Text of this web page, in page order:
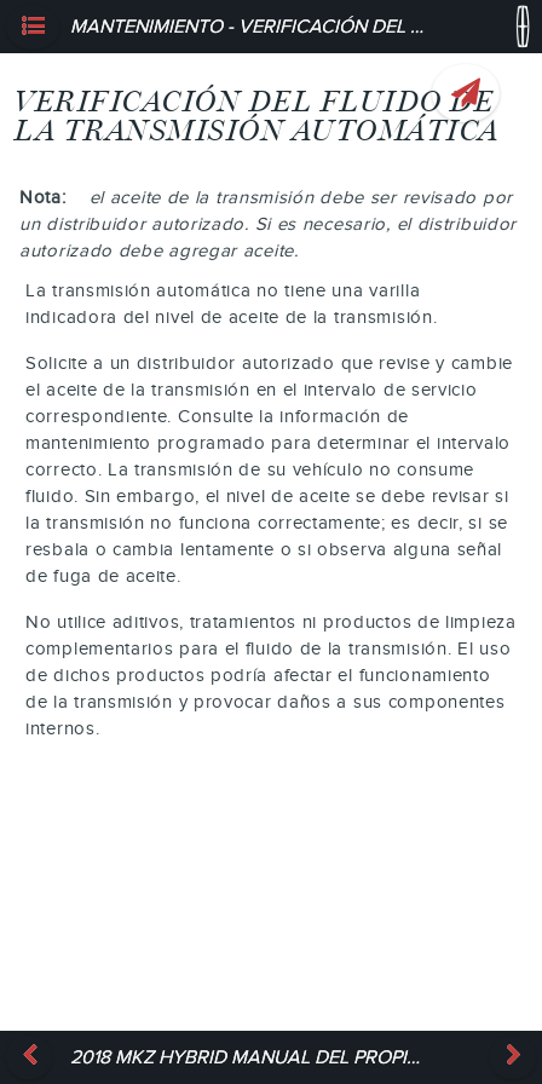
MANTENIMIENTO - VERIFICACIÓN DEL FLUIDO DE LA TRANSMISIÓN AUTOMÁTICA
VERIFICACIÓN DEL FLUIDO DE
LA TRANSMISIÓN AUTOMÁTICA
Nota:
el aceite de la transmisión debe ser revisado por
un distribuidor autorizado. Si es necesario, el distribuidor
autorizado debe agregar aceite.
La transmisión automática no tiene una varilla
indicadora del nivel de aceite de la transmisión.
Solicite a un distribuidor autorizado que revise y cambie
el aceite de la transmisión en el intervalo de servicio
correspondiente. Consulte la información de
mantenimiento programado para determinar el intervalo
correcto. La transmisión de su vehículo no consume
fluido. Sin embargo, el nivel de aceite se debe revisar si
la transmisión no funciona correctamente; es decir, si se
resbala o cambia lentamente o si observa alguna señal
de fuga de aceite.
No utilice aditivos, tratamientos ni productos de limpieza
complementarios para el fluido de la transmisión. El uso
de dichos productos podría afectar el funcionamiento
de la transmisión y provocar daños a sus componentes
internos.
2018 MKZ HYBRID MANUAL DEL PROPIETARIO